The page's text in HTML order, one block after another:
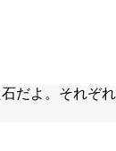
だよ。それぞ